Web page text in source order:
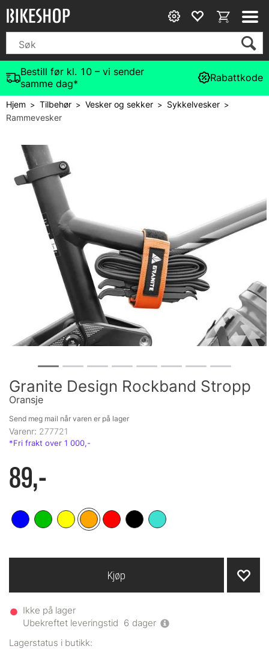
Bestill før kl. 10 – vi sender
samme dag*
Rabattkode
Hjem>Tilbehør>Vesker og sekker> Sykkelvesker>
Rammevesker
Granite Design Rockband Stropp
Oransje
Varenr: 277721
89,-
Ikke på lager
Ubekreftet leveringstid 6 dager
Kjøp
Send meg mail når varen er på lager